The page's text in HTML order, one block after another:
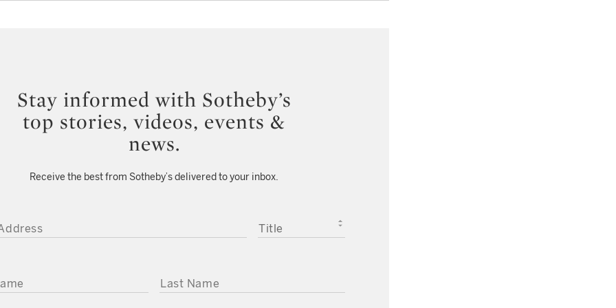
Stay informed with Sotheby’s
top stories, videos, events &
news.
Receive the best from Sotheby’s delivered to your inbox.